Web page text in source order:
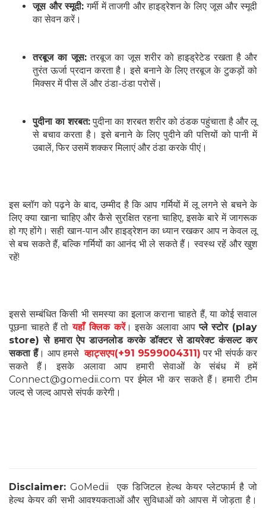
जूस और स्मूदी: गर्मी में ताजगी और हाइड्रेशन के लिए जूस और स्मूदी
का सेवन करें।
तरबूज का जूस: तरबूज का जूस शरीर को हाइड्रेटेड रखता है और
तुरंत ऊर्जा प्रदान करता है। इसे बनाने के लिए तरबूज के टुकड़ों को
मिक्सर में पीस लें और ठंडा-ठंडा परोसें।
पुदीना का शरबत:पुदीना का शरबत शरीर को ठंडक पहुंचाता है और लू
से बचाव करता है। इसे बनाने के लिए पुदीने की पत्तियों को पानी में
उबालें, फिर उसमें शक्कर मिलाएं और ठंडा करके पीएं।
इस ब्लॉग को पढ़ने के बाद, उम्मीद है कि आप गर्मियों में लू लगने से बचने के
लिए क्या खाना चाहिए और कैसे सुरक्षित रहना चाहिए, इसके बारे में जागरूक
हो गए होंगे। सही खान-पान और हाइड्रेशन का ध्यान रखकर आप न केवल लू
से बच सकते हैं, बल्कि गर्मियों का आनंद भी ले सकते हैं। स्वस्थ रहें और खुश
रहें!
इससे सम्बंधित किसी भी समस्या का इलाज कराना चाहते हैं, या कोई सवाल
पूछना चाहते हैं तो यहाँ क्लिक करें। इसके अलावा आपप्ले स्टोर (play
store) से हमारा ऐप डाउनलोड करके डॉक्टर से डायरेक्ट कंसल्ट कर
सकता हैं। आप हमसेव्हाट्सएप(+91 9599004311) पर भी संपर्क कर
सकते हैं। इसके अलावा आप हमारी सेवाओं के संबंध में हमें
Connect@gomedii.com पर ईमेल भी कर सकते हैं। हमारी टीम
जल्द से जल्द आपसे संपर्क करेगी।
Disclaimer: GoMedii एक डिजिटल हेल्थ केयर प्लेटफार्म है जो
हेल्थ केयर की सभी आवश्यकताओं और सुविधाओं को आपस में जोड़ता है।